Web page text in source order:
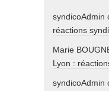
syndicoAdmin
réactions
Marie
Lyon :
syndicoAdmin